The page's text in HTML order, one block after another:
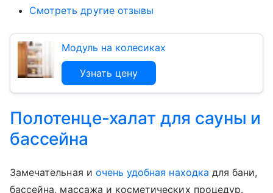
Смотреть другие отзывы
Модуль на колесиках
Узнать цену
Полотенце-халат для сауны и
бассейна
Замечательная и очень удобная находка для бани,
бассейна, массажа и косметических процедур.